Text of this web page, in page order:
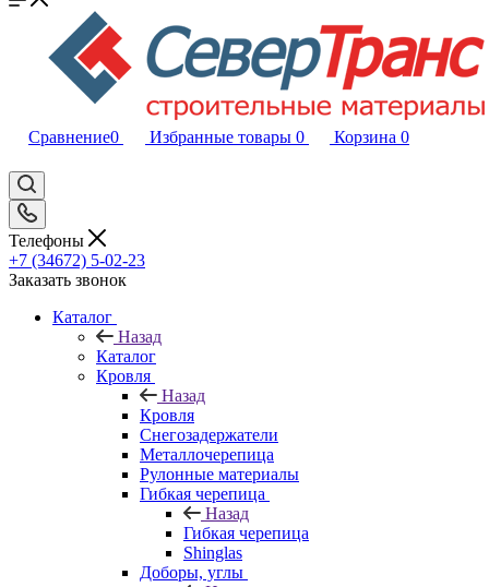
Сравнение0 Избранные товары 0 Корзина 0
Телефоны
+7 (34672) 5-02-23
Заказать звонок
Каталог
Назад
Каталог
Кровля
Назад
Кровля
Снегозадержатели
Металлочерепица
Рулонные материалы
Гибкая черепица
Назад
Гибкая черепица
Shinglas
Доборы, углы